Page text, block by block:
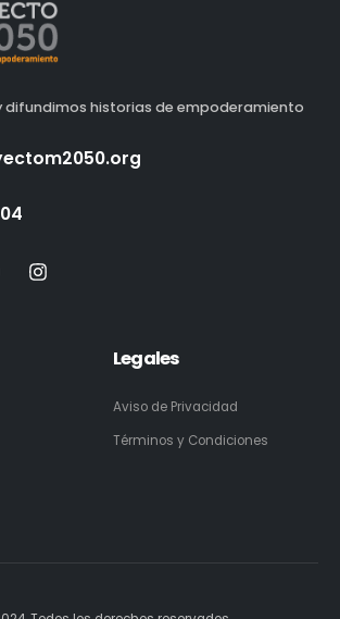
difundimos historias de empoderamiento
Legales
Aviso de Privacidad
Términos y Condiciones